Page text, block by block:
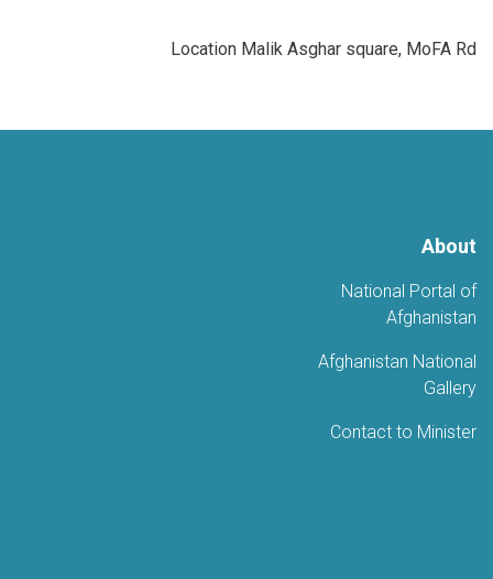
Location Malik Asghar square, MoFA Rd
About
National Portal of
Afghanistan
Afghanistan National
Gallery
Contact to Minister